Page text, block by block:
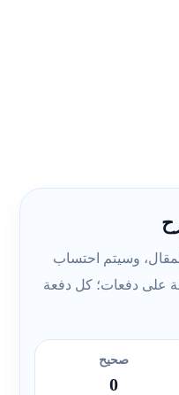
وسيتم احتساب
على دفعات؛ كل دفعة
صحيح
0